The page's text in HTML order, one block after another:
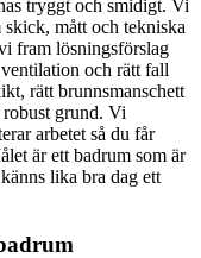
tryggt och smidigt. Vi
mått och tekniska
fram lösningsförslag
och rätt fall
rätt brunnsmanschett
grund. Vi
arbetet så du får
är ett badrum som är
lika bra dag ett